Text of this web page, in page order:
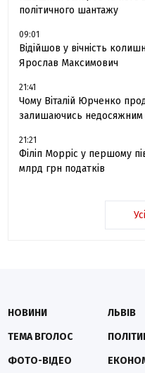
політичного шантажу
09:01
Відійшов у вічність
Ярослав Максимович
21:41
Чому Віталій Юрченко
залишаючись недосяжним
21:21
Філіп Морріс у першому
млрд грн податків
НОВИНИ
ТЕМА ВГОЛОС
ФОТО-ВІДЕО
ЛЬВІВ